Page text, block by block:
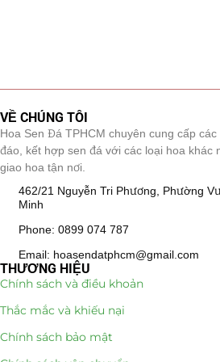
VỀ CHÚNG TÔI
Hoa Sen Đá TPHCM chuyên cung cấp
đáo, kết hợp sen đá với các loại hoa khác
giao hoa tận nơi.
462/21 Nguyễn Tri Phương, Phường
Minh
Phone: 0899 074 787
Email: hoasendatphcm@gmail.com
THƯƠNG HIỆU
Chính sách và điều khoản
Thắc mắc và khiếu nại
Chính sách bảo mật